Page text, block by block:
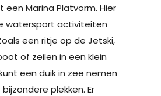
Marina Platvorm. Hier
watersport activiteiten
een ritje op de Jetski,
of zeilen in een klein
een duik in zee nemen
plekken. Er